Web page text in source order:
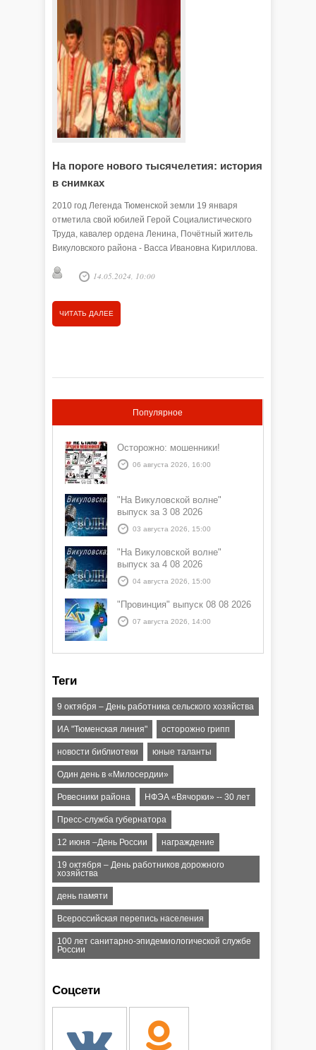
На пороге нового тысячелетия: история
в снимках
2010 год Легенда Тюменской земли 19 января
отметила свой юбилей Герой Социалистического
Труда, кавалер ордена Ленина, Почётный житель
Викуловского района - Васса Ивановна Кириллова.
14.05.2024, 10:00
ЧИТАТЬ ДАЛЕЕ
Популярное
Осторожно: мошенники!
06 августа 2026, 16:00
"На Викуловской волне"
выпуск за 3 08 2026
03 августа 2026, 15:00
"На Викуловской волне"
выпуск за 4 08 2026
04 августа 2026, 15:00
"Провинция" выпуск 08 08 2026
07 августа 2026, 14:00
Теги
9 октября – День работника сельского хозяйства
ИА "Тюменская линия" осторожно грипп
новости библиотеки юные таланты
Один день в «Милосердии»
Ровесники района НФЭА «Вячорки» -- 30 лет
Пресс-служба губернатора
12 июня –День России награждение
19 октября – День работников дорожного
хозяйства
день памяти
Всероссийская перепись населения
100 лет санитарно-эпидемиологической службе
России
Соцсети